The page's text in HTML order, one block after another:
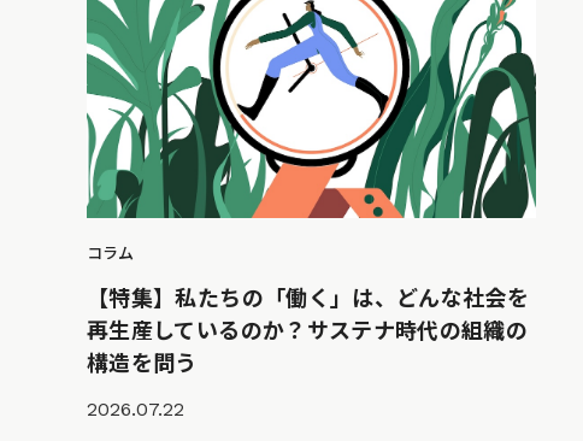
コラム
【特集】私たちの「働く」は、どんな社会を
再生産しているのか？サステナ時代の組織の
構造を問う
2026.07.22